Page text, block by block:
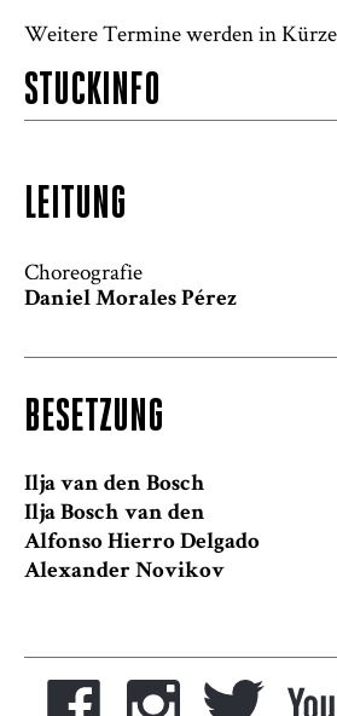
Weitere Termine werden in
STÜCKINFO
LEITUNG
Choreografie
Daniel Morales Pérez
BESETZUNG
Ilja van den Bosch
Ilja Bosch van den
Alfonso Hierro Delgado
Alexander Novikov